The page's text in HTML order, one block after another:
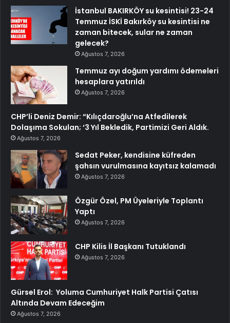
İstanbul BAKIRKÖY su kesintisi! 23-24
Temmuz İSKİ Bakırköy su kesintisi ne
zaman bitecek, sular ne zaman
gelecek?
Ağustos 7, 2026
Temmuz ayı doğum yardımı ödemeleri
hesaplara yatırıldı
Ağustos 7, 2026
CHP’li Deniz Demir: “Kılıçdaroğlu’na Atfedilerek
Dolaşıma Sokulan; ‘3 Yıl Bekledik, Partimizi Geri Aldık.
Ağustos 7, 2026
Sedat Peker, kendisine küfreden
şahsın vurulmasına kayıtsız kalamadı
Ağustos 7, 2026
Özgür Özel, PM Üyeleriyle Toplantı
Yaptı
Ağustos 7, 2026
CHP Kilis İl Başkanı Tutuklandı
Ağustos 7, 2026
Gürsel Erol: Yoluma Cumhuriyet Halk Partisi Çatısı
Altında Devam Edeceğim
Ağustos 7, 2026